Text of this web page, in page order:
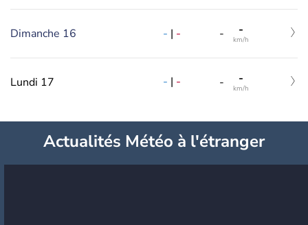
Dimanche 16 - | - - -
km/h
Lundi 17 - | - - -
km/h
Actualités Météo à l'étranger